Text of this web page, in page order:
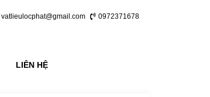
vatlieulocphat@gmail.com 0972371678
LIÊN HỆ